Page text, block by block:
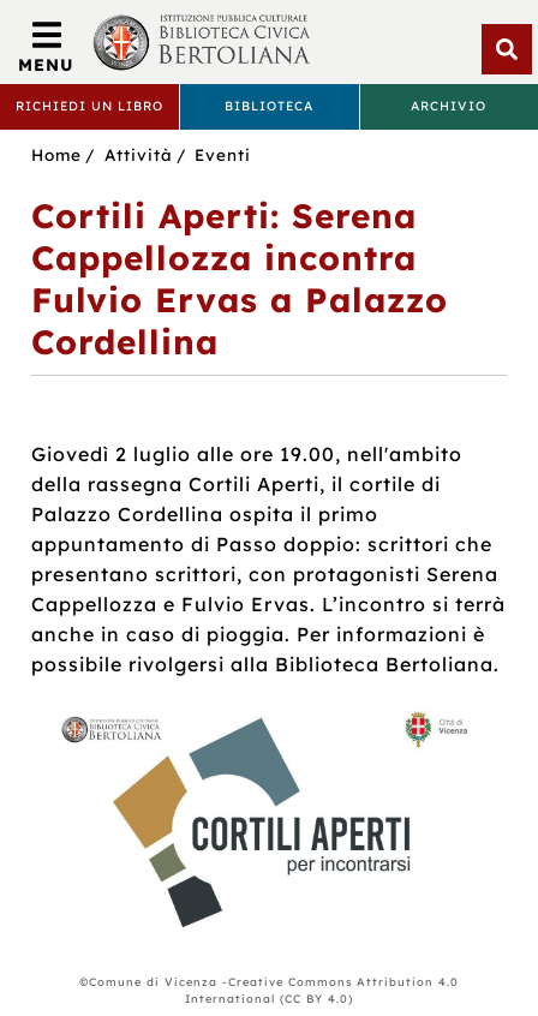
BIBLIOTECA
BERTOLIANA
RICHIEDI UN LIBRO BIBLIOTECA ARCHIVIO
MENU
Bertoliana
Sei
Home Attività Eventi
Cortili Aperti: Serena
Cappellozza incontra
Fulvio Ervas a Palazzo
Cordellina
Giovedì 2 luglio alle ore 19.00, nell'ambito
della rassegna Cortili Aperti, il cortile di
Palazzo Cordellina ospita il primo
appuntamento di Passo doppio: scrittori che
presentano scrittori, con protagonisti Serena
Cappellozza e Fulvio Ervas. L’incontro si terrà
anche in caso di pioggia. Per informazioni è
possibile rivolgersi alla Biblioteca Bertoliana.
©Comune di Vicenza -Creative Commons Attribution 4.0
International (CC BY 4.0)